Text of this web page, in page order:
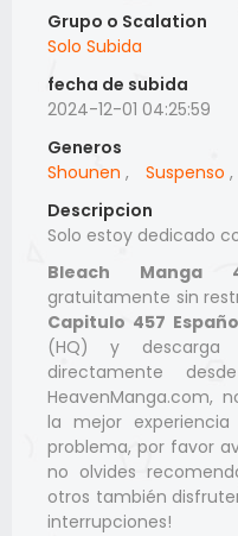
Grupo o Scalation
Solo Subida
fecha de subida
2024-12-01 04:25:59
Generos
Shounen , Suspenso ,
Descripcion
Solo estoy dedicado
Bleach Manga
gratuitamente sin
Capitulo 457
(HQ) y descarga
directamente
HeavenManga.com,
la mejor
problema, por favor
no olvides
otros también
interrupciones!